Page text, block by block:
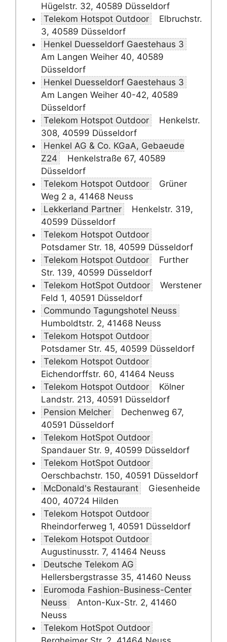
Hügelstr. 32, 40589 Düsseldorf
Telekom Hotspot Outdoor
Elbruchstr.
3, 40589 Düsseldorf
Henkel Duesseldorf Gaestehaus 3
Am Langen Weiher 40, 40589
Düsseldorf
Henkel Duesseldorf Gaestehaus 3
Am Langen Weiher 40-42, 40589
Düsseldorf
Telekom Hotspot Outdoor
Henkelstr.
308, 40599 Düsseldorf
Henkel AG & Co. KGaA, Gebaeude
Z24
Henkelstraße 67, 40589
Düsseldorf
Telekom Hotspot Outdoor
Grüner
Weg 2 a, 41468 Neuss
Lekkerland Partner
Henkelstr. 319,
40599 Düsseldorf
Telekom Hotspot Outdoor
Potsdamer Str. 18, 40599 Düsseldorf
Telekom Hotspot Outdoor
Further
Str. 139, 40599 Düsseldorf
Telekom HotSpot Outdoor
Werstener
Feld 1, 40591 Düsseldorf
Commundo Tagungshotel Neuss
Humboldtstr. 2, 41468 Neuss
Telekom Hotspot Outdoor
Potsdamer Str. 45, 40599 Düsseldorf
Telekom Hotspot Outdoor
Eichendorffstr. 60, 41464 Neuss
Telekom Hotspot Outdoor
Kölner
Landstr. 213, 40591 Düsseldorf
Pension Melcher
Dechenweg 67,
40591 Düsseldorf
Telekom HotSpot Outdoor
Spandauer Str. 9, 40599 Düsseldorf
Telekom HotSpot Outdoor
Oerschbachstr. 150, 40591 Düsseldorf
McDonald's Restaurant
Giesenheide
400, 40724 Hilden
Telekom Hotspot Outdoor
Rheindorferweg 1, 40591 Düsseldorf
Telekom Hotspot Outdoor
Augustinusstr. 7, 41464 Neuss
Deutsche Telekom AG
Hellersbergstrasse 35, 41460 Neuss
Euromoda Fashion-Business-Center
Neuss
Anton-Kux-Str. 2, 41460
Neuss
Telekom HotSpot Outdoor